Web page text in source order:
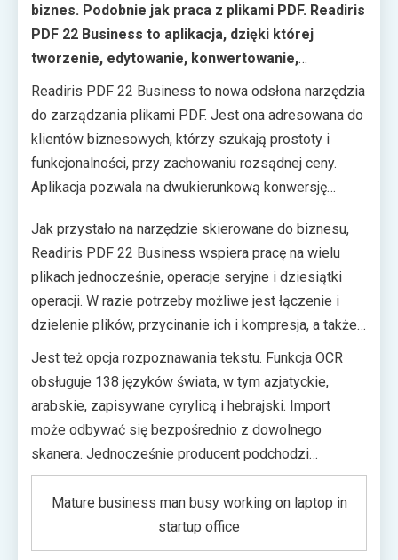
biznes. Podobnie jak praca z plikami PDF. Readiris
PDF 22 Business to aplikacja, dzięki której
tworzenie, edytowanie, konwertowanie,
podpisywanie i wiele innych operacji na PDF-ach
ma być proste, efektywne i optymalne kosztowo.
Readiris PDF 22 Business to nowa odsłona narzędzia
do zarządzania plikami PDF. Jest ona adresowana do
klientów biznesowych, którzy szukają prostoty i
funkcjonalności, przy zachowaniu rozsądnej ceny.
Aplikacja pozwala na dwukierunkową konwersję
skanów i grafik plików PDF, jak również eksport treści
PDF-ów do formatów Microsoft Office.
Jak przystało na narzędzie skierowane do biznesu,
Readiris PDF 22 Business wspiera pracę na wielu
plikach jednocześnie, operacje seryjne i dziesiątki
operacji. W razie potrzeby możliwe jest łączenie i
dzielenie plików, przycinanie ich i kompresja, a także
edycja treści, ukrywanie informacji poufnych,
korygowanie perspektywy czy kontrastu.
Podpisywanie dokumentów, dodawanie znaków
wodnych czy zakładek, osadzanie plików wideo czy
mp3 to również nie problem.
Jest też opcja rozpoznawania tekstu. Funkcja OCR
obsługuje 138 języków świata, w tym azjatyckie,
arabskie, zapisywane cyrylicą i hebrajski. Import
może odbywać się bezpośrednio z dowolnego
skanera. Jednocześnie producent podchodzi
elastycznie do kwestii licencjonowania. Oprócz
subskrypcji, którą można wykupić na określoną liczbę
stanowisk, dostępne są licencje wieczyste.
Jednorazowy wydatek rzędu około 900 złotych
Mature business man busy working on laptop in
startup office